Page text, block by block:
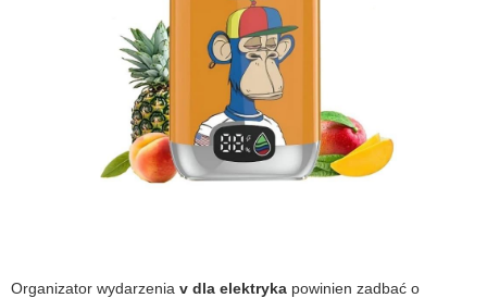
Organizator wydarzenia v dla elektryka powinien zadbać o